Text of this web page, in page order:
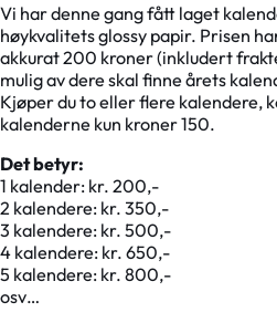
Vi har denne gang fått laget
høykvalitets glossy papir. Prisen
akkurat 200 kroner (inkludert
mulig av dere skal finne årets
Kjøper du to eller flere kalendere,
kalenderne kun kroner 150.
Det betyr:
1 kalender: kr. 200,-
2 kalendere: kr. 350,-
3 kalendere: kr. 500,-
4 kalendere: kr. 650,-
5 kalendere: kr. 800,-
osv…